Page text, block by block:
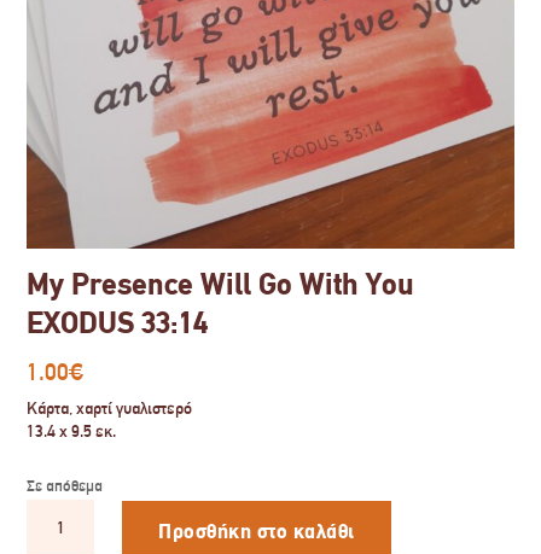
My Presence Will Go With You
EXODUS 33:14
1.00€
Κάρτα, χαρτί γυαλιστερό
13.4 x 9.5 εκ.
Σε απόθεμα
Presence
Προσθήκη στο καλάθι